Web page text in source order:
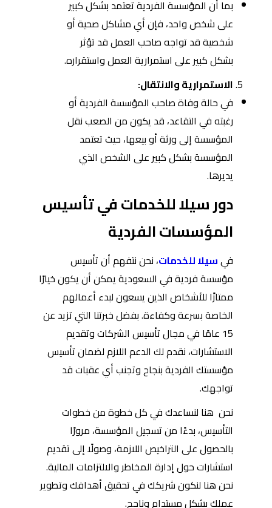
بما أن المؤسسة الفردية تعتمد بشكل كبير
على شخص واحد، فإن أي مشاكل صحية أو
شخصية قد تواجه صاحب العمل قد تؤثر
بشكل كبير على استمرارية العمل واستقراره.
الاستمرارية والانتقال:
في حالة وفاة صاحب المؤسسة الفردية أو
رغبته في التقاعد، قد يكون من الصعب نقل
المؤسسة إلى ورثة أو بيعها، حيث تعتمد
المؤسسة بشكل كبير على الشخص الذي
يديرها.
دور سيلا للخدمات في تأسيس
المؤسسات الفردية
فيسيلا للخدمات، نحن نتفهم أن تأسيس
مؤسسة فردية في السعودية يمكن أن يكون خيارًا
ممتازًا للأشخاص الذين يسعون لبدء أعمالهم
الخاصة بسرعة وكفاءة. بفضل خبرتنا التي تزيد عن
15 عامًا في مجال تأسيس الشركات وتقديم
الاستشارات، نقدم لك الدعم اللازم لضمان تأسيس
مؤسستك الفردية بنجاح وتجنب أي عقبات قد
تواجهك.
نحن هنا لنساعدك في كل خطوة من خطوات
التأسيس، بدءًا من تسجيل المؤسسة، مرورًا
بالحصول على التراخيص اللازمة، وصولًا إلى تقديم
استشارات حول إدارة المخاطر والالتزامات المالية.
نحن هنا لنكون شريكك في تحقيق أهدافك وتطوير
عملك بشكل مستدام وناجح.